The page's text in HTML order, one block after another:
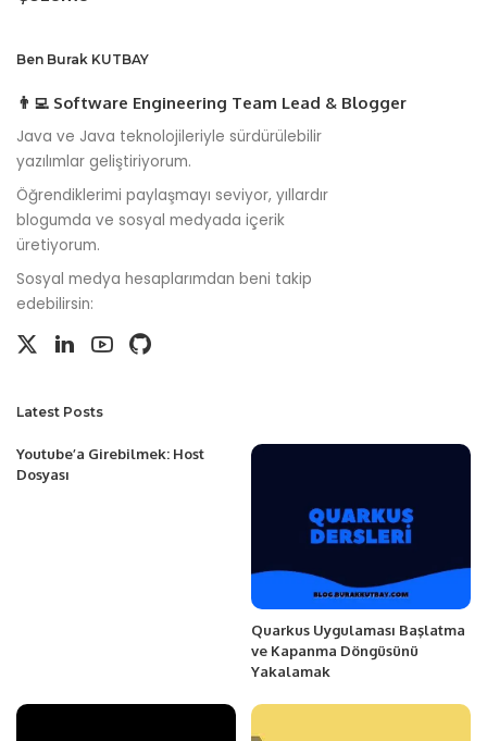
Ben Burak KUTBAY
👨‍💻 Software Engineering Team Lead & Blogger
Java ve Java teknolojileriyle sürdürülebilir
yazılımlar geliştiriyorum.
Öğrendiklerimi paylaşmayı seviyor, yıllardır
blogumda ve sosyal medyada içerik
üretiyorum.
Sosyal medya hesaplarımdan beni takip
edebilirsin:
Latest Posts
Youtube’a Girebilmek: Host
Dosyası
Quarkus Uygulaması Başlatma
ve Kapanma Döngüsünü
Yakalamak